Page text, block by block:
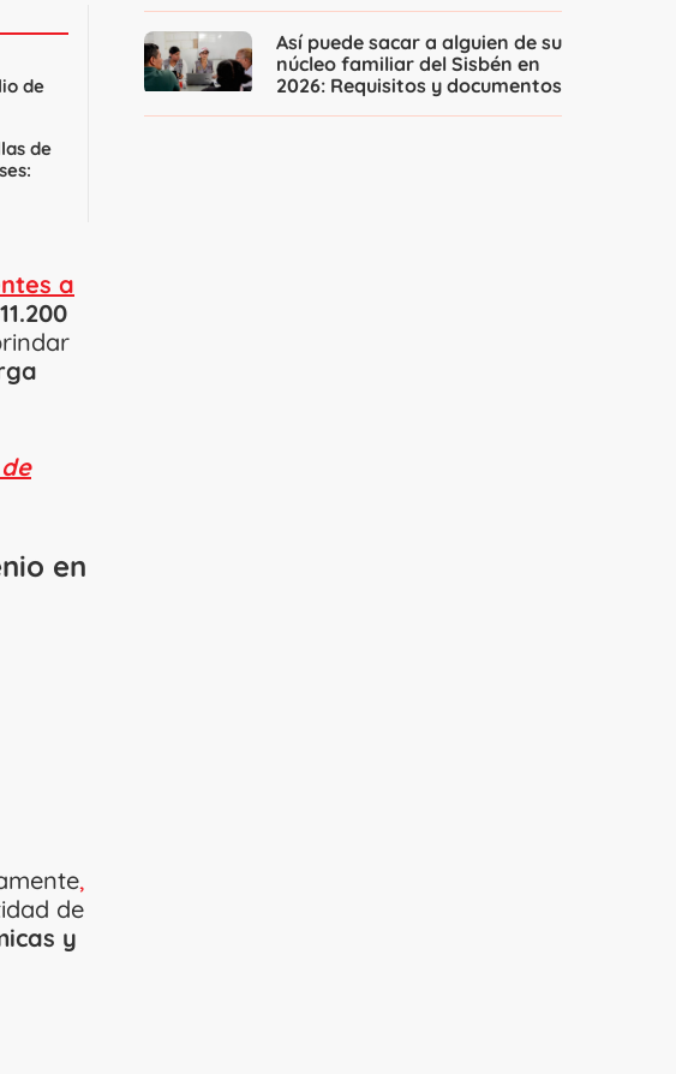
de
de
a
en
,
de
y
Así puede sacar a alguien de su
núcleo familiar del Sisbén en
2026: Requisitos y documentos